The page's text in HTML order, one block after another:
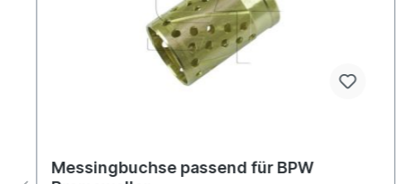
Messingbuchse passend für BPW